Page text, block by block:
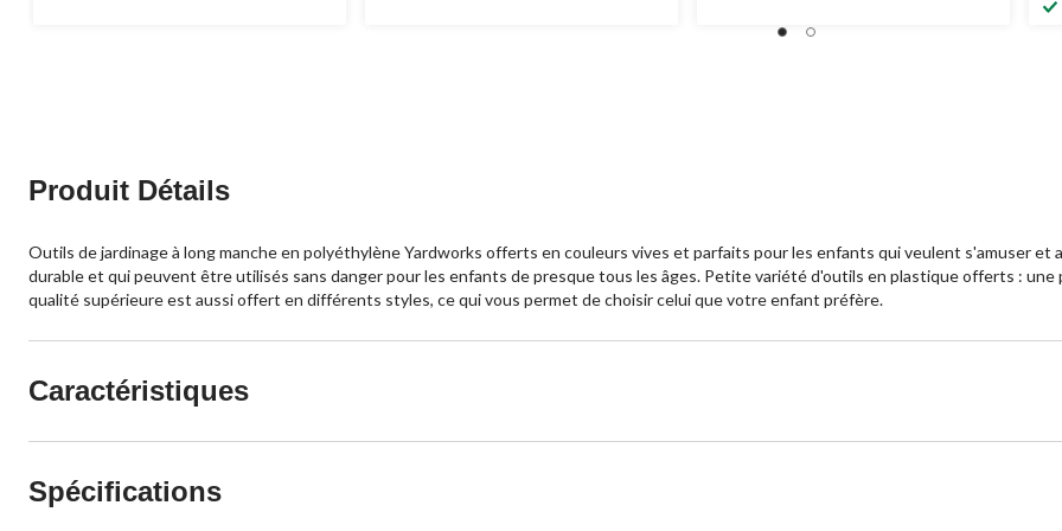
Produit Détails
Outils de jardinage à long manche en polyéthylène Yardworks offerts en couleurs vives et parfaits pour les enfants qui veulent s'amuser et
durable et qui peuvent être utilisés sans danger pour les enfants de presque tous les âges. Petite variété d'outils en plastique offerts : une
qualité supérieure est aussi offert en différents styles, ce qui vous permet de choisir celui que votre enfant préfère.
Caractéristiques
Spécifications